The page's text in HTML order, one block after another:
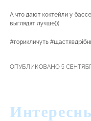
А что дают коктейли у
выглядят лучше)))
#горикличуть
ОПУБЛИКОВАНО 5